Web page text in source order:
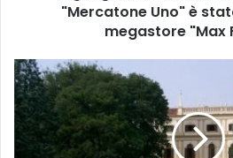
inaugurato
"Max
Factory"
"Mercatone Uno" è
megastore "Max
Bovolone,
dopo
più
due